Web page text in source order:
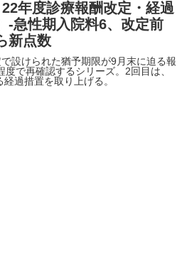
22年度診療報酬改定・経過
-急性期入院料6、改定前
新点数
設けられた猶予期限が9月末に迫る報
で再確認するシリーズ。2回目は、
過措置を取り上げる。